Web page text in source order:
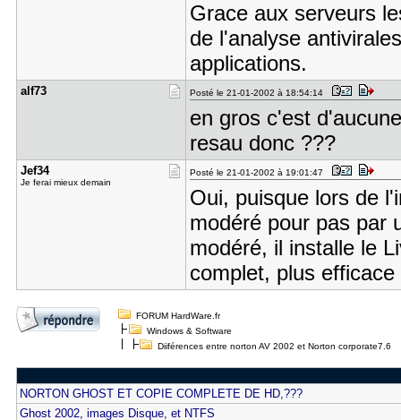
Grace aux serveurs
de l'analyse
applications.
alf73 Posté le 21-01-2002 à 18:54:14
en gros c'est
resau donc ???
Jef34
Je ferai mieux demain
Posté le 21-01-2002 à 19:01:47
Oui, puisque lors de
modéré pour pas par
modéré, il installe le
complet, plus
FORUM HardWare.fr
Windows & Software
Diiférences entre norton AV 2002 et Norton corporate7.6
NORTON GHOST ET COPIE COMPLETE DE HD,???
Ghost 2002, images Disque, et NTFS